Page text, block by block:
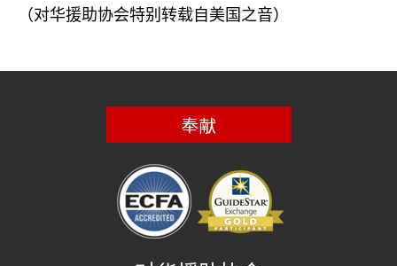
（对华援助协会特别转载自美国之音）
奉献